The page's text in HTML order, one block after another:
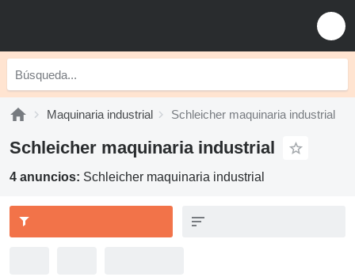
Maquinaria industrial Schleicher maquinaria industrial
Schleicher maquinaria industrial
4 anuncios: Schleicher maquinaria industrial